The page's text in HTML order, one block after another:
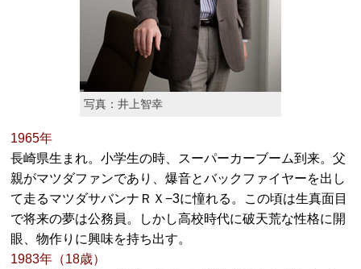
写真：井上智幸
1965年
長崎県生まれ。小学生の時、スーパーカーブーム到来。父
親がマツダファンであり、爆音とバックファイヤーを出し
て走るマツダサバンナＲＸ−3に憧れる。この頃は生真面目
で将来の夢は公務員。しかし高校時代に破天荒な性格に開
眼、物作りに興味を持ち出す。
1983年（18歳）